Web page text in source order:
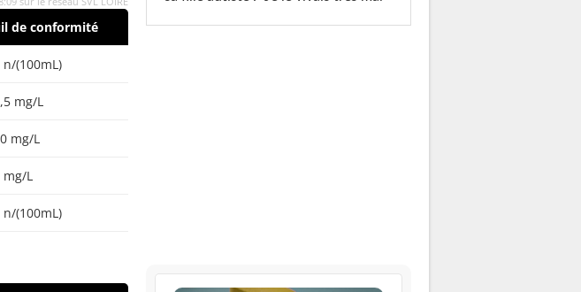
de conformité
n/(100mL)
mg/L
mg/L
mg/L
n/(100mL)